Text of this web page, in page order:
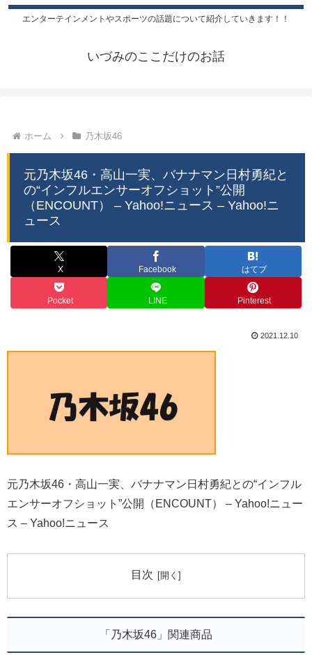
エンターテインメントやスポーツの話題について紹介していきます！！
いづみのここだけのお話
ホーム 乃木坂46
元乃木坂46・高山一実、バナナマン日村勇紀と
の“インフルエンサーオフショット”公開
（ENCOUNT） – Yahoo!ニュース – Yahoo!ニ
ュース
X Facebook はてブ
Pocket LINE Pinterest
2021.12.10
元乃木坂46・高山一実、バナナマン日村勇紀との“インフル
エンサーオフショット”公開（ENCOUNT） – Yahoo!ニュー
ス – Yahoo!ニュース
目次
「乃木坂46」関連商品